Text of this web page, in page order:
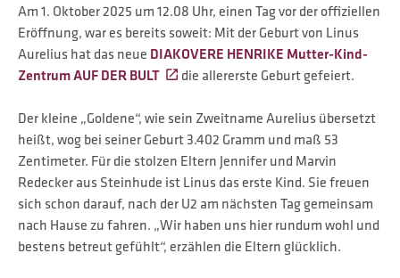
Am 1. Oktober 2025 um 12.08 Uhr, einen Tag vor der offiziellen
Eröffnung, war es bereits soweit: Mit der Geburt von Linus
Aurelius hat das neue DIAKOVERE HENRIKE Mutter-Kind-
Zentrum AUF DER BULT
die allererste Geburt gefeiert.
Der kleine „Goldene“, wie sein Zweitname Aurelius übersetzt
heißt, wog bei seiner Geburt 3.402 Gramm und maß 53
Zentimeter. Für die stolzen Eltern Jennifer und Marvin
Redecker aus Steinhude ist Linus das erste Kind. Sie freuen
sich schon darauf, nach der U2 am nächsten Tag gemeinsam
nach Hause zu fahren. „Wir haben uns hier rundum wohl und
bestens betreut gefühlt“, erzählen die Eltern glücklich.